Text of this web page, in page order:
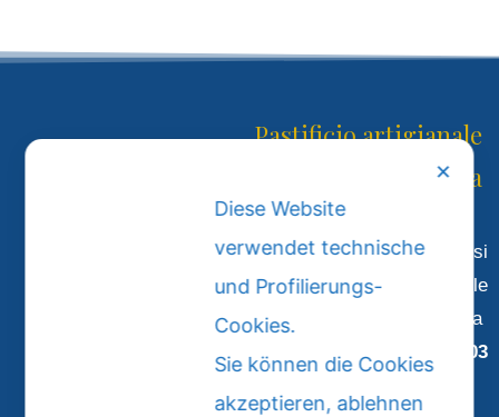
Pastificio artigianale
Tanda & Spada
Strada Statale 131 Bis Z.I. Thiesi
Strada Statale 131 Bis loc. Possilva Cheremule
Sassari – Sardegna – Italia
Partita IVA IT01487730903
✕
Diese Website
verwendet technische
und Profilierungs-
Cookies.
Sie können die Cookies
akzeptieren, ablehnen